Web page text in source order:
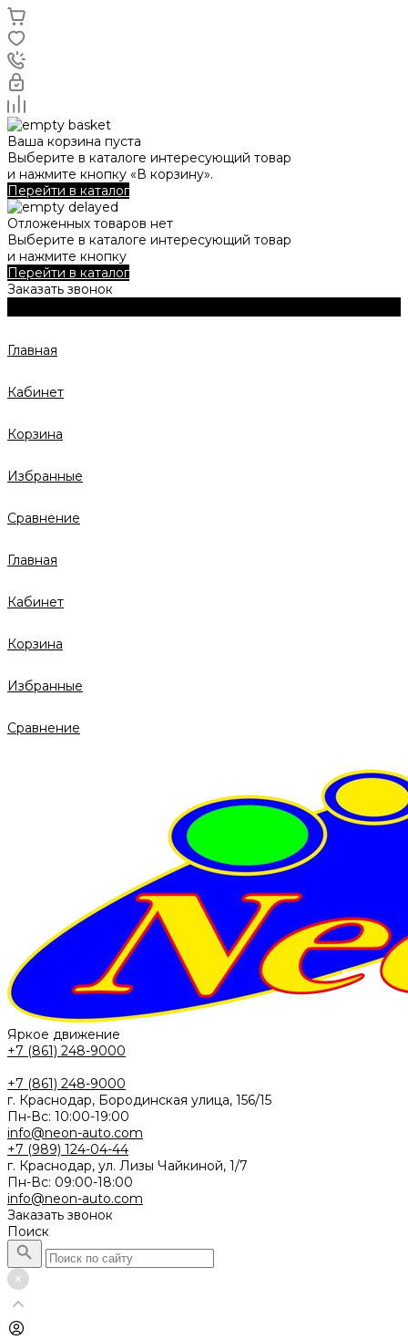
Ваша корзина пуста
Выберите в каталоге интересующий товар
и нажмите кнопку «В корзину».
Перейти в каталог
Отложенных товаров нет
Выберите в каталоге интересующий товар
и нажмите кнопку
Перейти в каталог
Заказать звонок
Главная
Кабинет
Корзина
Избранные
Сравнение
Главная
Кабинет
Корзина
Избранные
Сравнение
Яркое движение
+7 (861) 248-9000
+7 (861) 248-9000
г. Краснодар, Бородинская улица, 156/15
Пн-Вс: 10:00-19:00
info@neon-auto.com
+7 (989) 124-04-44
г. Краснодар, ул. Лизы Чайкиной, 1/7
Пн-Вс: 09:00-18:00
info@neon-auto.com
Заказать звонок
Поиск